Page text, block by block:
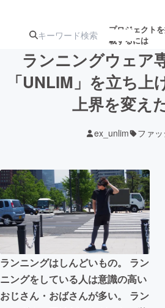
プロジェクト
載するには
注目のリ 注目の新着プロ
ジェクト
募
テクノロジー・ガジェット
映像・映画
ビジネス・起業
まちづくり・地域活性化
ランニングウェア
「UNLIM」を立ち上
上界を変え
ex_unlim ファ
ランニングはしんどいもの。 ラン
ニングをしている人は意識の高い
おじさん・おばさんが多い。 ラン